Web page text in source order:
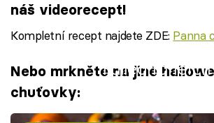
náš videorecept!
Kompletní recept najdete ZDE: Panna
Failed to fetch
Nebo mrkněte na jiné
chuťovky: